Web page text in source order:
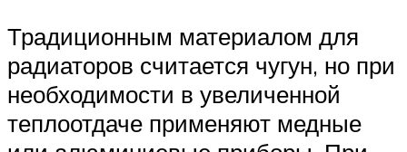
Традиционным материалом для
радиаторов считается чугун, но при
необходимости в увеличенной
теплоотдаче применяют медные